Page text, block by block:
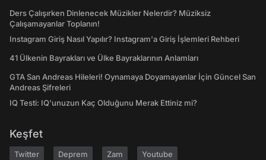
Ders Çalışırken Dinlenecek Müzikler Nelerdir? Müziksiz
Çalışamayanlar Toplanın!
Instagram Giriş Nasıl Yapılır? Instagram'a Giriş İşlemleri Rehberi
41 Ülkenin Bayrakları ve Ülke Bayraklarının Anlamları
GTA San Andreas Hileleri! Oynamaya Doyamayanlar İçin Güncel San
Andreas Şifreleri
IQ Testi: IQ'unuzun Kaç Olduğunu Merak Ettiniz mi?
Keşfet
Twitter Deprem Zam Youtube